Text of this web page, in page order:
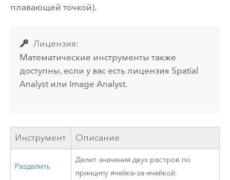
плавающей точкой).
Лицензия:
Математические инструменты также
доступны, если у вас есть лицензия Spatial
Analyst или Image Analyst.
Инструмент Описание
Разделить
Делит значения двух растров по
принципу ячейка-за-ячейкой.